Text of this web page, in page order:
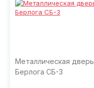
Металлическая дверь
Берлога СБ-3